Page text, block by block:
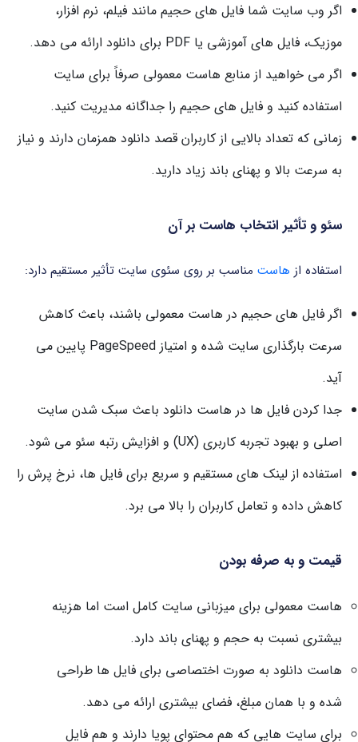
اگر وب سایت شما فایل های حجیم مانند فیلم، نرم افزار،
موزیک، فایل های آموزشی یا PDF برای دانلود ارائه می دهد.
اگر می خواهید از منابع هاست معمولی صرفاً برای سایت
استفاده کنید و فایل های حجیم را جداگانه مدیریت کنید.
زمانی که تعداد بالایی از کاربران قصد دانلود همزمان دارند و نیاز
به سرعت بالا و پهنای باند زیاد دارید.
سئو و تأثیر انتخاب هاست بر آن
استفاده از هاست مناسب بر روی سئوی سایت تأثیر مستقیم دارد:
اگر فایل های حجیم در هاست معمولی باشند، باعث کاهش
سرعت بارگذاری سایت شده و امتیاز PageSpeed پایین می
آید.
جدا کردن فایل ها در هاست دانلود باعث سبک شدن سایت
اصلی و بهبود تجربه کاربری (UX) و افزایش رتبه سئو می شود.
استفاده از لینک های مستقیم و سریع برای فایل ها، نرخ پرش را
کاهش داده و تعامل کاربران را بالا می برد.
قیمت و به صرفه بودن
هاست معمولی برای میزبانی سایت کامل است اما هزینه
بیشتری نسبت به حجم و پهنای باند دارد.
هاست دانلود به صورت اختصاصی برای فایل ها طراحی
شده و با همان مبلغ، فضای بیشتری ارائه می دهد.
برای سایت هایی که هم محتوای پویا دارند و هم فایل